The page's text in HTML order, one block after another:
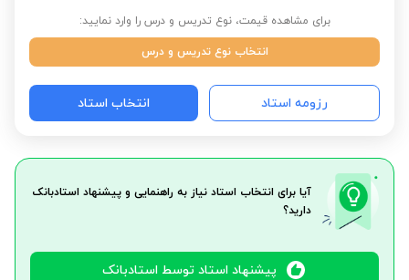
برای مشاهده قیمت، نوع تدریس و درس را وارد نمایید:
انتخاب نوع تدریس و درس
رزومه استاد انتخاب استاد
آیا برای انتخاب استاد نیاز به راهنمایی و پیشنهاد استادبانک
دارید؟
پیشنهاد استاد توسط استادبانک